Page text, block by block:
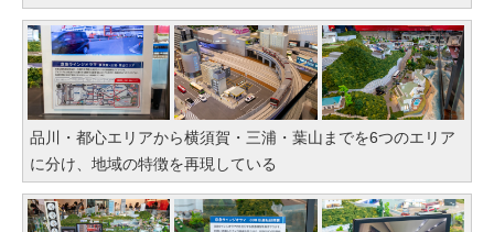
品川・都心エリアから横須賀・三浦・葉山までを6つのエリア
に分け、地域の特徴を再現している